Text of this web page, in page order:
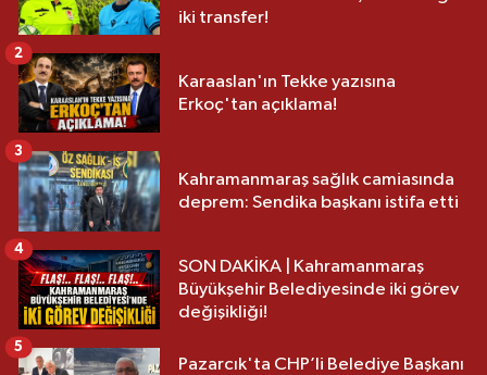
iki transfer!
Karaaslan'ın Tekke yazısına
Erkoç'tan açıklama!
2
Kahramanmaraş sağlık camiasında
deprem: Sendika başkanı istifa etti
3
SON DAKİKA | Kahramanmaraş
Büyükşehir Belediyesinde iki görev
değişikliği!
4
Pazarcık'ta CHP’li Belediye Başkanı
5